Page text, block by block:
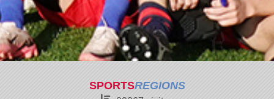
SPORTSREGIONS